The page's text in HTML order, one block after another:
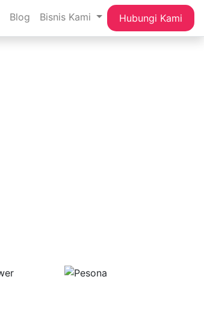
Blog Bisnis Kami Hubungi Kami